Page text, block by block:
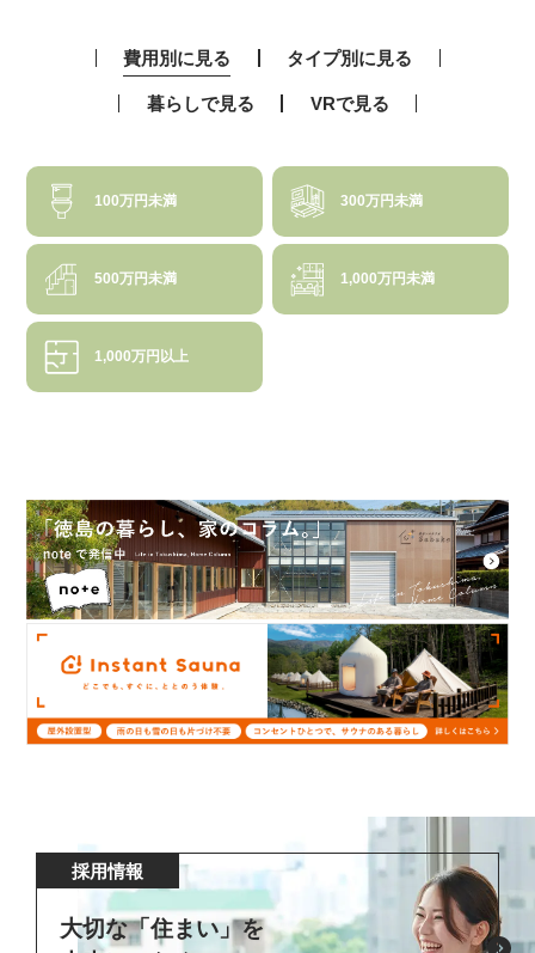
費用別に見る タイプ別に見る
暮らしで見る VRで見る
100万円未満 300万円未満
500万円未満 1,000万円未満
1,000万円以上
採用情報
大切な「住まい」を